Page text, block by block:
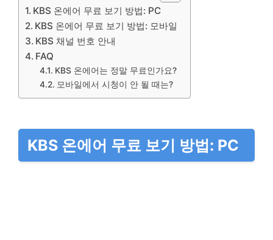
KBS 온에어 무료 보기 방법: PC
KBS 온에어 무료 보기 방법: 모바일
KBS 채널 번호 안내
FAQ
KBS 온에어는 정말 무료인가요?
모바일에서 시청이 안 될 때는?
KBS 온에어 무료 보기 방법: PC